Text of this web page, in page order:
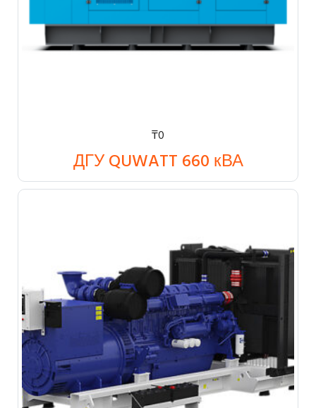
₸0
ДГУ QUWATT 660 кВА